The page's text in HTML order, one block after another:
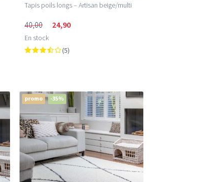
Tapis poils longs – Artisan beige/multi
40,00 24,90
En stock
(5)
promo -35%